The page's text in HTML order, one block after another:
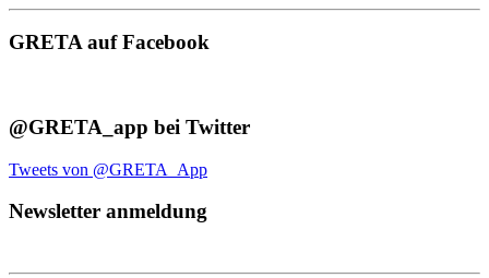
GRETA auf Facebook
@GRETA_app bei Twitter
Tweets von @GRETA_App
Newsletter anmeldung